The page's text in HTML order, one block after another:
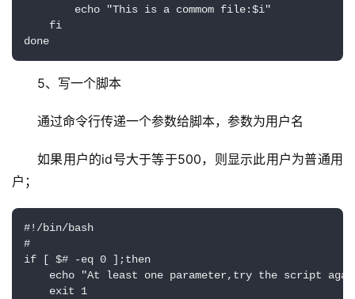
echo "This is a commom file:$i"
fi
done
5、写一个脚本
通过命令行传递一个参数给脚本，参数为用户名
如果用户的id号大于等于500，则显示此用户为普通用
户；
#!/bin/bash
#
if [ $# -eq 0 ];then
echo "At least one parameter,try the script
exit 1